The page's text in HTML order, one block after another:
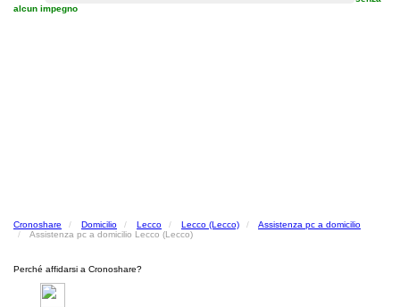
alcun impegno
Cronoshare Domicilio Lecco Lecco (Lecco)
Assistenza pc a domicilio
Assistenza pc a domicilio Lecco (Lecco)
Perché affidarsi a Cronoshare?